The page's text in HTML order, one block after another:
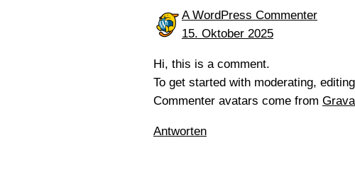
A WordPress Commenter
15. Oktober 2025
Hi, this is a comment.
To get started with moderating,
Commenter avatars come from
Antworten